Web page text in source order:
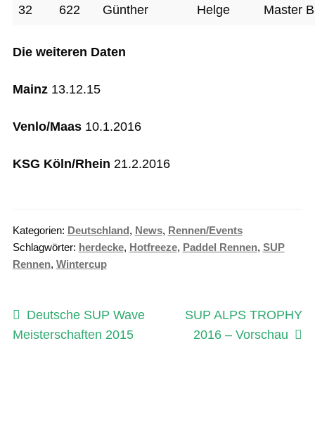
32 622 Günther Helge Master B
Die weiteren Daten
Mainz13.12.15
Venlo/Maas10.1.2016
KSG Köln/Rhein 21.2.2016
Kategorien: Deutschland, News, Rennen/Events
Schlagwörter: herdecke, Hotfreeze, Paddel Rennen, SUP
Rennen, Wintercup
Beitragsnavigation
Vorheriger
Beitrag:
Deutsche SUP Wave
Meisterschaften 2015
Nächster
Beitrag:
SUP ALPS TROPHY
2016 – Vorschau